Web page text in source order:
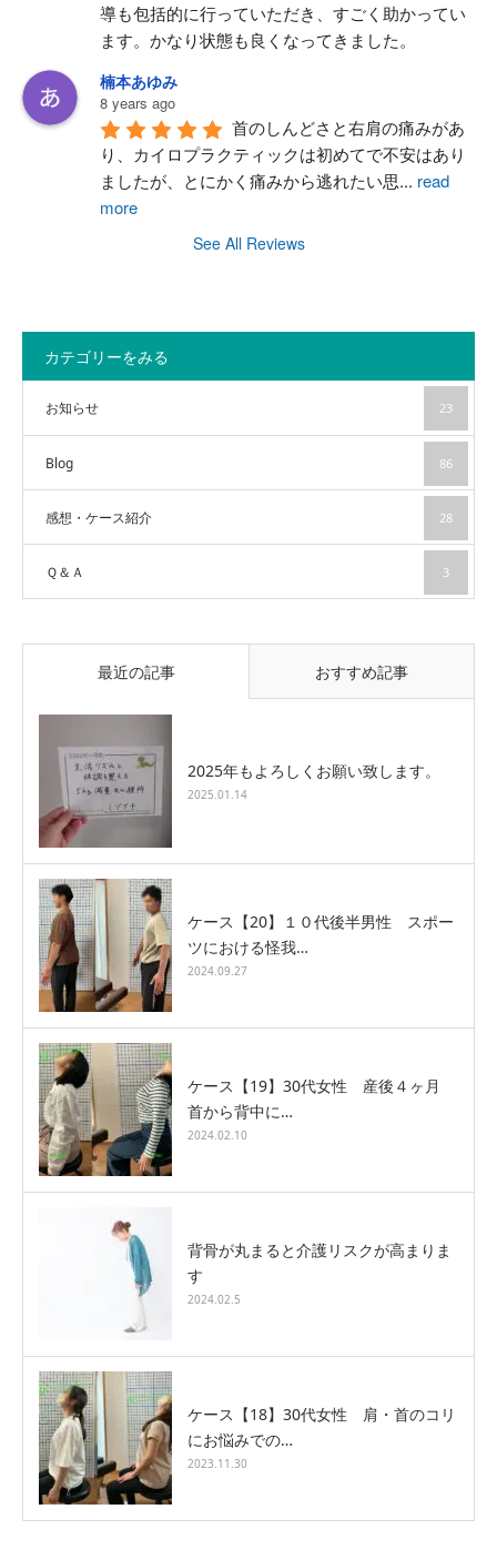
導も包括的に行っていただき、すごく助かってい
ます。かなり状態も良くなってきました。
楠本あゆみ
8 years ago
首のしんどさと右肩の痛みがあ
り、カイロプラクティックは初めてで不安はあり
ましたが、とにかく痛みから逃れたい思... read
more
See All Reviews
カテゴリーをみる
お知らせ 23
Blog 86
感想・ケース紹介 28
Ｑ＆Ａ 3
最近の記事 おすすめ記事
2025年もよろしくお願い致します。
2025.01.14
ケース【20】１０代後半男性 スポー
ツにおける怪我…
2024.09.27
ケース【19】30代女性 産後４ヶ月
首から背中に…
2024.02.10
背骨が丸まると介護リスクが高まりま
す
2024.02.5
ケース【18】30代女性 肩・首のコリ
にお悩みでの…
2023.11.30